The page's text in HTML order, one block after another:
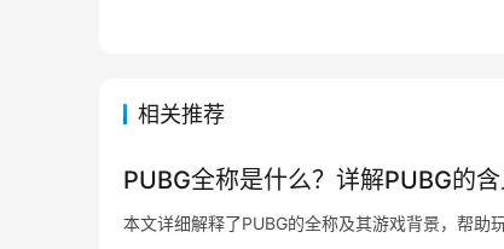
相关推荐
PUBG全称是什么？详解PUBG的
本文详细解释了PUBG的全称及其游戏背景，帮助